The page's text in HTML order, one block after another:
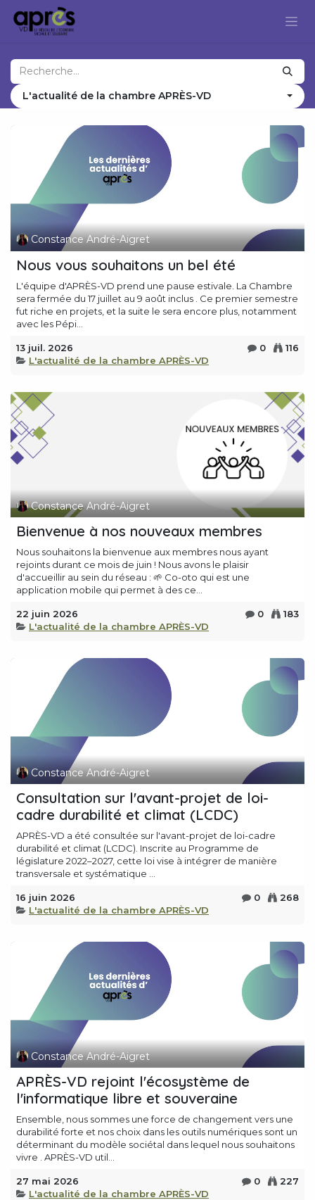
Se rendre au contenu
L'actualité de la chambre APRÈS-VD
Constance André-Aigret
Nous vous souhaitons un bel été
L'équipe d'APRÈS-VD prend une pause estivale. La Chambre
sera fermée du 17 juillet au 9 août inclus . Ce premier semestre
fut riche en projets, et la suite le sera encore plus, notamment
avec les Pépi...
13 juil. 2026 0
116
L'actualité de la chambre APRÈS-VD
Constance André-Aigret
Bienvenue à nos nouveaux membres
Nous souhaitons la bienvenue aux membres nous ayant
rejoints durant ce mois de juin ! Nous avons le plaisir
d'accueillir au sein du réseau : 🌱 Co-oto qui est une
application mobile qui permet à des ce...
22 juin 2026 0
183
L'actualité de la chambre APRÈS-VD
Constance André-Aigret
Consultation sur l'avant-projet de loi-
cadre durabilité et climat (LCDC)
APRÈS-VD a été consultée sur l'avant-projet de loi-cadre
durabilité et climat (LCDC). Inscrite au Programme de
législature 2022–2027, cette loi vise à intégrer de manière
transversale et systématique ...
16 juin 2026 0
268
L'actualité de la chambre APRÈS-VD
Constance André-Aigret
APRÈS-VD rejoint l'écosystème de
l'informatique libre et souveraine
Ensemble, nous sommes une force de changement vers une
durabilité forte et nos choix dans les outils numériques sont un
déterminant du modèle sociétal dans lequel nous souhaitons
vivre . APRÈS-VD util...
27 mai 2026 0
227
L'actualité de la chambre APRÈS-VD